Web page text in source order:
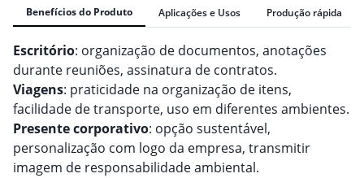
Benefícios do Produto Aplicações e Usos Produção rápida
Escritório: organização de documentos, anotações
durante reuniões, assinatura de contratos.
Viagens: praticidade na organização de itens,
facilidade de transporte, uso em diferentes ambientes.
Presente corporativo: opção sustentável,
personalização com logo da empresa, transmitir
imagem de responsabilidade ambiental.